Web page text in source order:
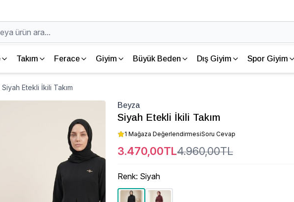
Takım Ferace Giyim Büyük Beden Dış Giyim Spor Giyim
Etekli İkili Takım
Beyza
Siyah Etekli İkili Takım
1 Mağaza DeğerlendirmesiSoru Cevap
3.470,00TL4.960,00TL
Renk: Siyah